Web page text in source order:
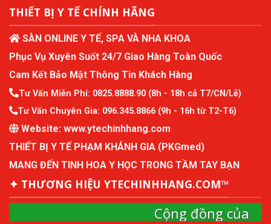
THIẾT BỊ Y TẾ CHÍNH HÃNG
SÀN ONLINE Y TẾ, SPA VÀ NHA KHOA
Phục Vụ Xuyên Suốt 24/7 Giao Hàng Toàn Quốc
Cam Kết Bảo Mật Thông Tin Khách Hàng
Tư Vấn Miễn Phí: 0825.8888.90 (8h - 18h cả T7/CN/Lễ)
Tư Vấn Chuyên Gia: 096.345.8866 (9h - 16h từ T2-T6)
Website: www.ytechinhhang.com
THIẾT BỊ Y TẾ PHẠM KHÁNH GIA (PKGmed)
MANG ĐẾN TINH HOA Y HỌC TRONG TẦM TAY BẠN
✦ THƯƠNG HIỆU YTECHINHHANG.COM™
Cộng đồng của